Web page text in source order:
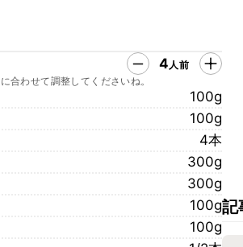
4人前
合わせて調整してくださいね。
100g
100g
4本
300g
300g
100g
100g
記